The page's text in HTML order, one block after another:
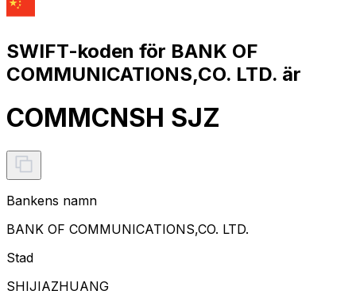
SWIFT-koden för BANK OF
COMMUNICATIONS,CO. LTD. är
COMMCNSH SJZ
Bankens namn
BANK OF COMMUNICATIONS,CO. LTD.
Stad
SHIJIAZHUANG